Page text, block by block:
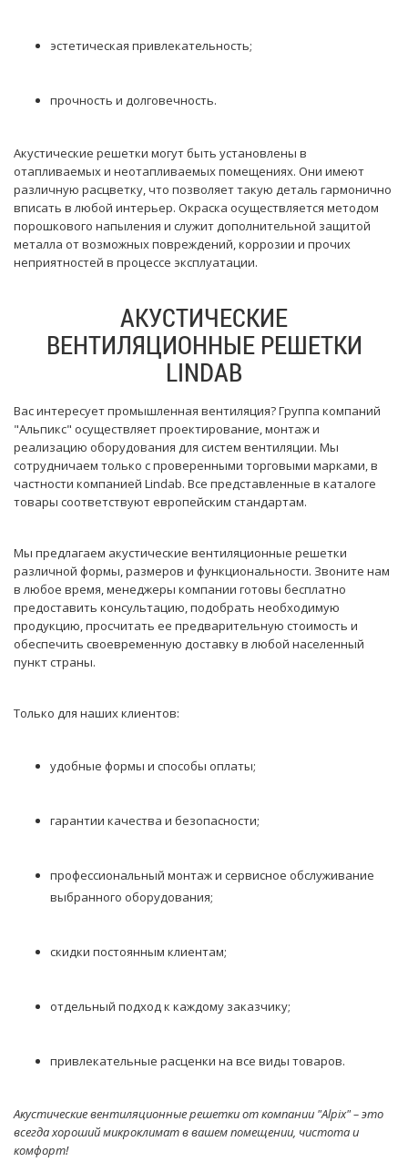
эстетическая привлекательность;
прочность и долговечность.
Акустические решетки могут быть установлены в
отапливаемых и неотапливаемых помещениях. Они имеют
различную расцветку, что позволяет такую деталь гармонично
вписать в любой интерьер. Окраска осуществляется методом
порошкового напыления и служит дополнительной защитой
металла от возможных повреждений, коррозии и прочих
неприятностей в процессе эксплуатации.
АКУСТИЧЕСКИЕ
ВЕНТИЛЯЦИОННЫЕ РЕШЕТКИ
LINDAB
Вас интересует промышленная вентиляция? Группа компаний
"Альпикс" осуществляет проектирование, монтаж и
реализацию оборудования для систем вентиляции. Мы
сотрудничаем только с проверенными торговыми марками, в
частности компанией Lindab. Все представленные в каталоге
товары соответствуют европейским стандартам.
Мы предлагаем акустические вентиляционные решетки
различной формы, размеров и функциональности. Звоните нам
в любое время, менеджеры компании готовы бесплатно
предоставить консультацию, подобрать необходимую
продукцию, просчитать ее предварительную стоимость и
обеспечить своевременную доставку в любой населенный
пункт страны.
Только для наших клиентов:
удобные формы и способы оплаты;
гарантии качества и безопасности;
профессиональный монтаж и сервисное обслуживание
выбранного оборудования;
скидки постоянным клиентам;
отдельный подход к каждому заказчику;
привлекательные расценки на все виды товаров.
Акустические вентиляционные решетки от компании "Alpix" – это
всегда хороший микроклимат в вашем помещении, чистота и
комфорт!